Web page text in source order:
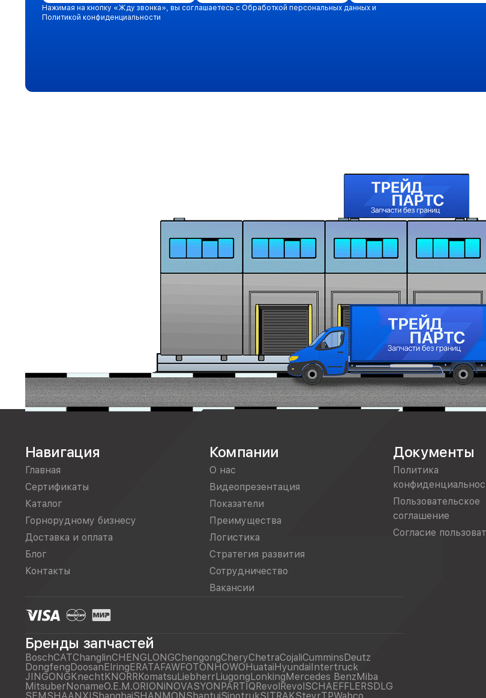
Нажимая на кнопку «Жду звонка», вы соглашаетесь с Обработкой персональных данных и
Политикой конфиденциальности
Навигация
Главная
Сертификаты
Каталог
Горнорудному бизнесу
Доставка и оплата
Блог
Контакты
Компании
О нас
Видеопрезентация
Показатели
Преимущества
Логистика
Стратегия развития
Сотрудничество
Вакансии
Документы
Политика
Пользовательское
соглашение
Согласие
Бренды запчастей
BoschCATChanglinCHENGLONGChengongCheryChetraCojaliCumminsDeutz
DongfengDoosanElringERATAFAWFOTONHOWOHuataiHyundaiIntertruck
JINGONGKnechtKNORRKomatsuLiebherrLiugongLonkingMercedes BenzMiba
MitsuberNonameO.E.M.ORIONiNOVASYONPARTIQRevolRevolSCHAEFFLERSDLG